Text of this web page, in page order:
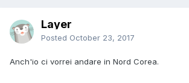
Layer
Posted October 23, 2017
Anch'io ci vorrei andare in Nord Corea.